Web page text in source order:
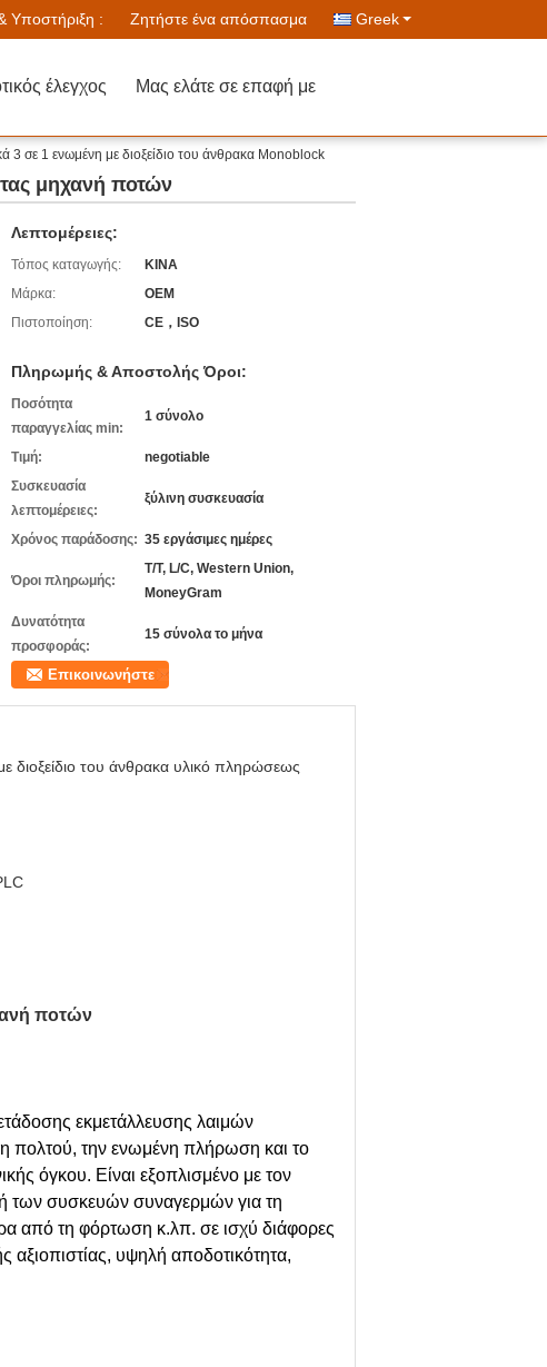
Υποστήριξη : Ζητήστε ένα απόσπασμα Greek
έλεγχος Μας ελάτε σε επαφή με
3 σε 1 ενωμένη με διοξείδιο του άνθρακα Monoblock
μηχανή ποτών
Λεπτομέρειες:
Τόπος καταγωγής:
ΚΙΝΑ
Μάρκα:
OEM
Πιστοποίηση:
CE，ISO
Πληρωμής & Αποστολής Όροι:
Ποσότητα
παραγγελίας min:
1 σύνολο
Τιμή:
negotiable
Συσκευασία
λεπτομέρειες:
ξύλινη συσκευασία
Χρόνος παράδοσης: 35 εργάσιμες ημέρες
Όροι πληρωμής:
T/T, L/C, Western Union,
MoneyGram
Δυνατότητα
προσφοράς:
15 σύνολα το μήνα
Επικοινωνήστε
διοξείδιο του άνθρακα υλικό πληρώσεως
ποτών
εκμετάλλευσης λαιμών
πολτού, την ενωμένη πλήρωση και το
όγκου. Είναι εξοπλισμένο με τον
των συσκευών συναγερμών για τη
από τη φόρτωση κ.λπ. σε ισχύ διάφορες
αξιοπιστίας, υψηλή αποδοτικότητα,